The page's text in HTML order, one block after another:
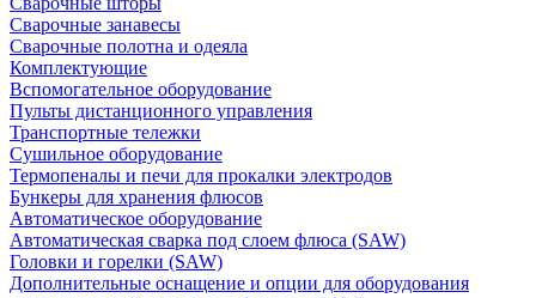
Сварочные занавесы
Сварочные полотна и одеяла
Комплектующие
Вспомогательное оборудование
Пульты дистанционного управления
Транспортные тележки
Сушильное оборудование
Термопеналы и печи для прокалки электродов
Бункеры для хранения флюсов
Автоматическое оборудование
Автоматическая сварка под слоем флюса (SAW)
Головки и горелки (SAW)
Дополнительные оснащение и опции для оборудования